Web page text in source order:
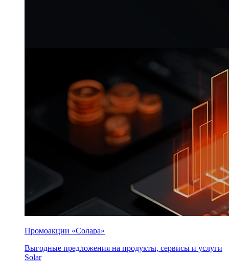
Промоакции «Солара»
Выгодные предложения на продукты, сервисы и услуги
Solar